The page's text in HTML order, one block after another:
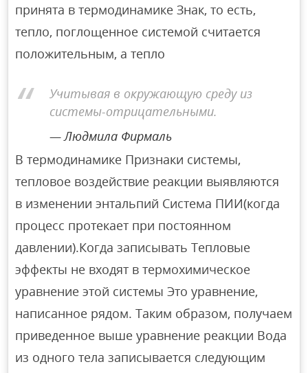
принята в термодинамике Знак, то есть,
тепло, поглощенное системой считается
положительным, а тепло
Учитывая в окружающую среду из
системы-отрицательными.
Людмила Фирмаль
В термодинамике Признаки системы,
тепловое воздействие реакции выявляются
в изменении энтальпий Система ПИИ(когда
процесс протекает при постоянном
давлении).Когда записывать Тепловые
эффекты не входят в термохимическое
уравнение этой системы Это уравнение,
написанное рядом. Таким образом, получаем
приведенное выше уравнение реакции Вода
из одного тела записывается следующим